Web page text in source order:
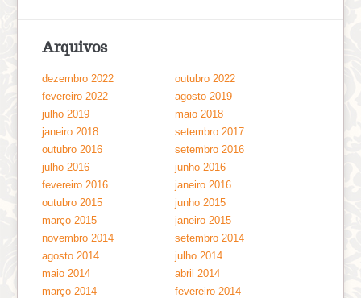
Arquivos
dezembro 2022
outubro 2022
fevereiro 2022
agosto 2019
julho 2019
maio 2018
janeiro 2018
setembro 2017
outubro 2016
setembro 2016
julho 2016
junho 2016
fevereiro 2016
janeiro 2016
outubro 2015
junho 2015
março 2015
janeiro 2015
novembro 2014
setembro 2014
agosto 2014
julho 2014
maio 2014
abril 2014
março 2014
fevereiro 2014